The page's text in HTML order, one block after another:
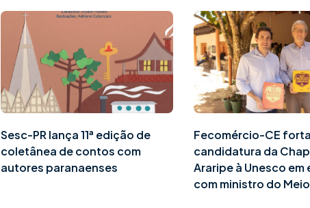
Sesc-PR lança 11ª edição de
coletânea de contos com
autores paranaenses
Fecomércio-CE
candidatura da
Araripe à Unesco
com ministro do